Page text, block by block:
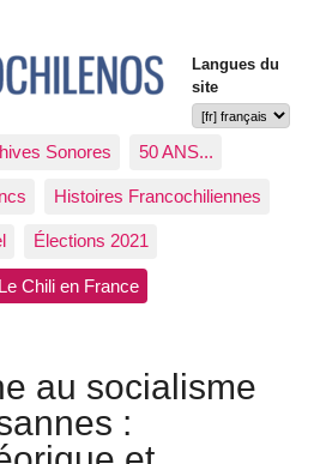
Langues du
site
Sonores 50 ANS...
Histoires Francochiliennes
Élections 2021
Le Chili en France
au socialisme
: